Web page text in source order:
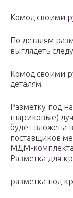
Комод своими
По деталям
выглядеть
Комод своими
деталям
Разметку под
шариковые)
будет вложена
поставщиков
МДМ-
Разметка для
разметка под